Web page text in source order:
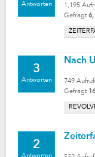
Antworten 1,195
Gefragt 6,
3
Antworten
Nach
749
Gefragt
2